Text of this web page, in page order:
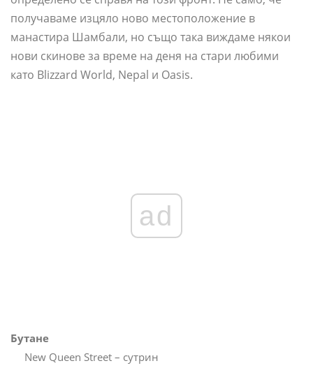
получаваме изцяло ново местоположение в
манастира Шамбали, но също така виждаме някои
нови скинове за време на деня на стари любими
като Blizzard World, Nepal и Oasis.
ad
Бутане
New Queen Street – сутрин